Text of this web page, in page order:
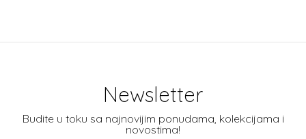
Newsletter
Budite u toku sa najnovijim ponudama, kolekcijama i
novostima!